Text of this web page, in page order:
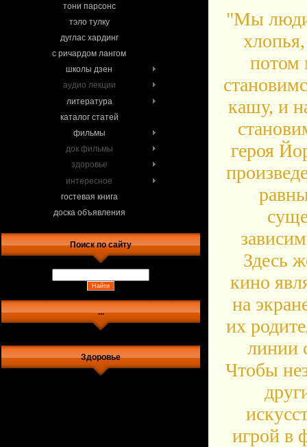
тони парсонс
тэло тулку
дуглас хардинг
с ричардом лангом
школы дзен
аудио лекции
литература
каталог статей
фильмы
док фильмы
здоровье
интересное
гостевая книга
доска объявления
Поиск по сайту
...
Здоровье
"Мы
потом
кашу, и
героя
Здесь
кино
на
их
линии
Чтобы
игрой в